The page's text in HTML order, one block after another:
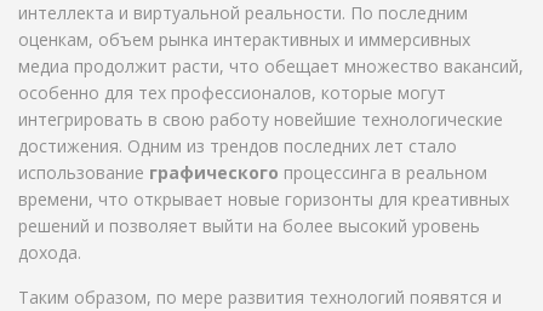
интеллекта и виртуальной реальности. По последним
оценкам, объем рынка интерактивных и иммерсивных
медиа продолжит расти, что обещает множество вакансий,
особенно для тех профессионалов, которые могут
интегрировать в свою работу новейшие технологические
достижения. Одним из трендов последних лет стало
использование графического процессинга в реальном
времени, что открывает новые горизонты для креативных
решений и позволяет выйти на более высокий уровень
дохода.
Таким образом, по мере развития технологий появятся и